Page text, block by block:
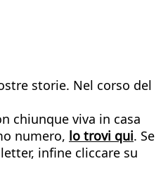
storie. Nel corso del
chiunque viva in casa
numero, lo trovi qui. Se
infine cliccare su